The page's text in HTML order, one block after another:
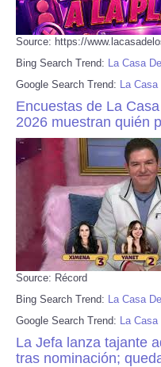
Source: https://
Bing Search Trend: La Casa
Google Search Trend: La
Encuestas de La
2026 muestran quién
Source: Récord
Bing Search Trend: La Casa
Google Search Trend: La
La Jefa lanza tajante
tras nominación;